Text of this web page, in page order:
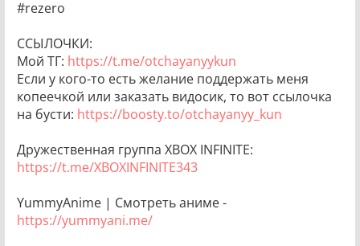
#rezero
ССЫЛОЧКИ:
Мой ТГ: https://t.me/otchayanyykun
Если у кого-то есть желание поддержать меня
копеечкой или заказать видосик, то вот ссылочка
на бусти: https://boosty.to/otchayanyy_kun
Дружественная группа XBOX INFINITE:
https://t.me/XBOXINFINITE343
YummyAnime | Смотреть аниме -
https://yummyani.me/